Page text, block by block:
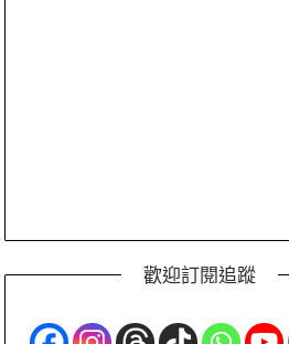
歡迎訂閱追蹤